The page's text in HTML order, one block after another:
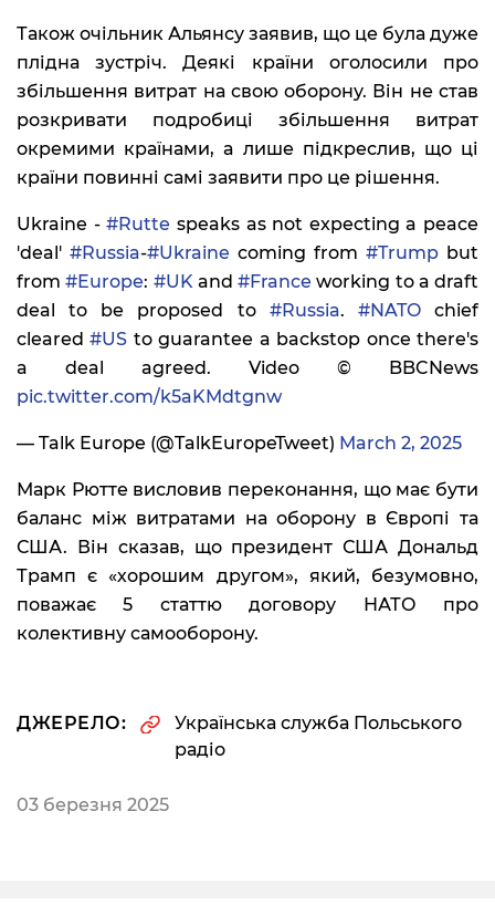
Також очільник Альянсу заявив, що це була дуже
плідна зустріч. Деякі країни оголосили про
збільшення витрат на свою оборону. Він не став
розкривати подробиці збільшення витрат
окремими країнами, а лише підкреслив, що ці
країни повинні самі заявити про це рішення.
Ukraine -#Rutte speaks as not expecting a peace
'deal' #Russia-#Ukraine coming from #Trump but
from#Europe: #UKand #France working to a draft
deal to be proposed to #Russia. #NATOchief
cleared#US to guarantee a backstop once there's
a deal agreed. Video © BBCNews
pic.twitter.com/k5aKMdtgnw
— Talk Europe (@TalkEuropeTweet) March 2, 2025
Марк Рютте висловив переконання, що має бути
баланс між витратами на оборону в Європі та
США. Він сказав, що президент США Дональд
Трамп є «хорошим другом», який, безумовно,
поважає 5 статтю договору НАТО про
колективну самооборону.
ДЖЕРЕЛО:
Українська служба Польського
радіо
03 березня 2025